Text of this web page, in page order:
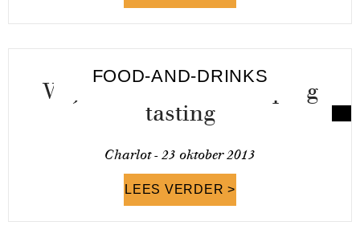
FOOD-AND-DRINKS
Vrijmibo SOFA met Vaping
tasting
Charlot - 23 oktober 2013
LEES VERDER >